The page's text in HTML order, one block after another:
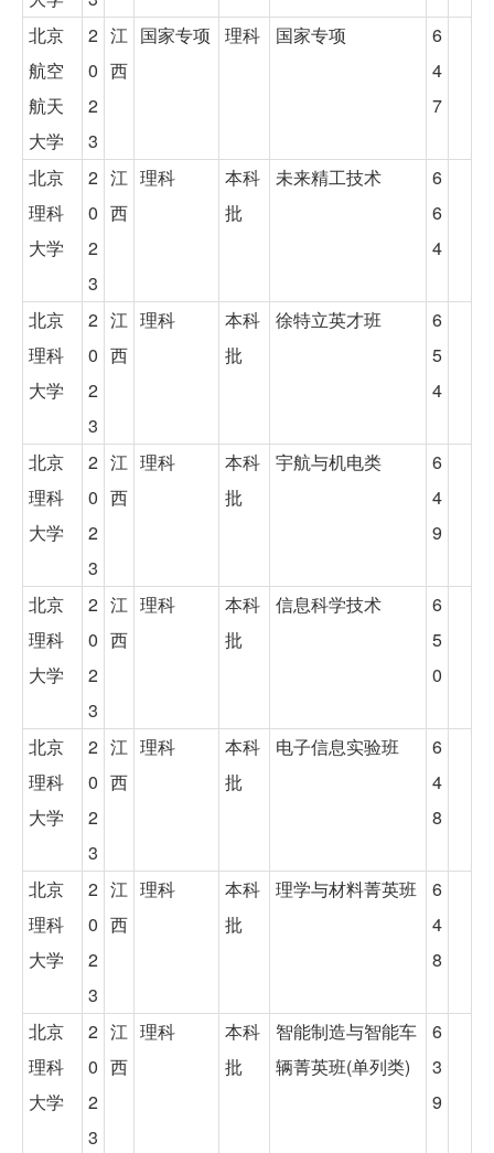
北京
航空
航天
大学
2
0
2
3
江
西
国家专项 理科 国家专项
6
4
7
北京
理科
大学
2
0
2
3
江
西
理科
本科
批
未来精工技术
6
6
4
北京
理科
大学
2
0
2
3
江
西
理科
本科
批
徐特立英才班
6
5
4
北京
理科
大学
2
0
2
3
江
西
理科
本科
批
宇航与机电类
6
4
9
北京
理科
大学
2
0
2
3
江
西
理科
本科
批
信息科学技术
6
5
0
北京
理科
大学
2
0
2
3
江
西
理科
本科
批
电子信息实验班
6
4
8
北京
理科
大学
2
0
2
3
江
西
理科
本科
批
理学与材料菁英班
6
4
8
北京
理科
大学
2
0
2
3
江
西
理科
本科
批
智能制造与智能车
辆菁英班(单列类)
6
3
9